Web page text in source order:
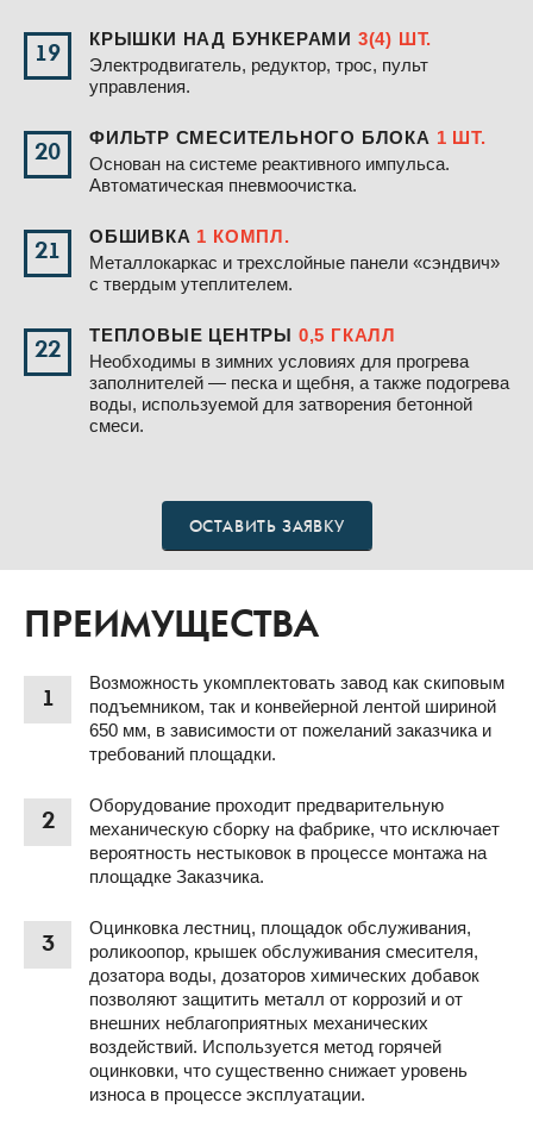
19
КРЫШКИ НАД БУНКЕРАМИ 3(4) ШТ.
Электродвигатель, редуктор, трос, пульт
управления.
20
ФИЛЬТР СМЕСИТЕЛЬНОГО БЛОКА 1 ШТ.
Основан на системе реактивного импульса.
Автоматическая пневмоочистка.
21
ОБШИВКА 1 КОМПЛ.
Металлокаркас и трехслойные панели «сэндвич»
с твердым утеплителем.
22
ТЕПЛОВЫЕ ЦЕНТРЫ 0,5 ГКАЛЛ
Необходимы в зимних условиях для прогрева
заполнителей — песка и щебня, а также подогрева
воды, используемой для затворения бетонной
смеси.
ОСТАВИТЬ ЗАЯВКУ
ПРЕИМУЩЕСТВА
1
Возможность укомплектовать завод как скиповым
подъемником, так и конвейерной лентой шириной
650 мм, в зависимости от пожеланий заказчика и
требований площадки.
2
Оборудование проходит предварительную
механическую сборку на фабрике, что исключает
вероятность нестыковок в процессе монтажа на
площадке Заказчика.
3
Оцинковка лестниц, площадок обслуживания,
роликоопор, крышек обслуживания смесителя,
дозатора воды, дозаторов химических добавок
позволяют защитить металл от коррозий и от
внешних неблагоприятных механических
воздействий. Используется метод горячей
оцинковки, что существенно снижает уровень
износа в процессе эксплуатации.